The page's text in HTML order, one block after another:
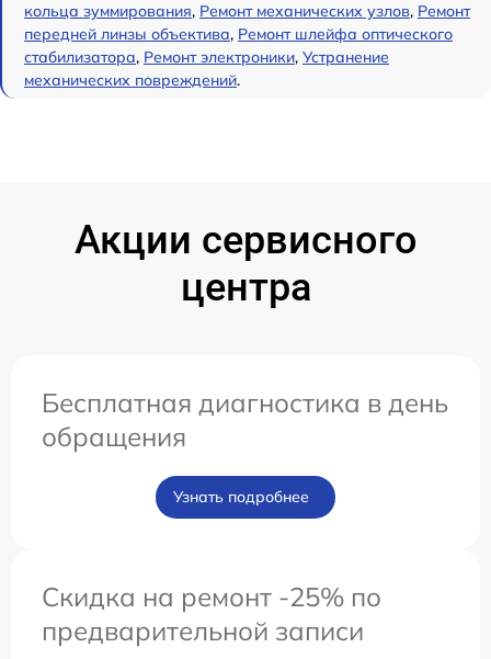
кольца зуммирования, Ремонт механических узлов, Ремонт
передней линзы объектива, Ремонт шлейфа оптического
стабилизатора, Ремонт электроники, Устранение
механических повреждений.
Акции сервисного
центра
Бесплатная диагностика в день
обращения
Узнать подробнее
Скидка на ремонт -25% по
предварительной записи